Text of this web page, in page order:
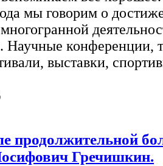
мы говорим о
Научные конференции,
выставки,
продолжительной
Гречишкин.